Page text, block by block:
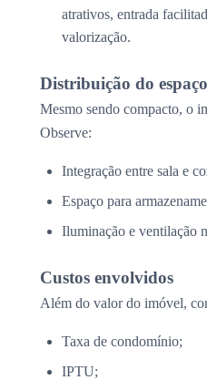
atrativos, entrada
valorização.
Distribuição do espaço
Mesmo sendo compacto, o
Observe:
Integração entre sala e
Espaço para
Iluminação e ventilação
Custos envolvidos
Além do valor do imóvel,
Taxa de condomínio;
IPTU;